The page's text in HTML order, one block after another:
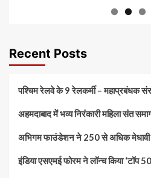
Recent Posts
पश्चिम रेलवे के 9 रेलकर्मी – महाप्रबंधक
अहमदाबाद में भव्य निरंकारी महिला संत
अभिगम फाउंडेशन ने 250 से अधिक मेधावी
इंडिया एसएमई फोरम ने लॉन्च किया